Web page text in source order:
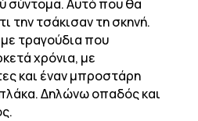
σύντομα. Αυτό που θα
την τσάκισαν τη σκηνή.
τραγούδια που
χρόνια, με
και έναν μπροστάρη
Δηλώνω οπαδός και